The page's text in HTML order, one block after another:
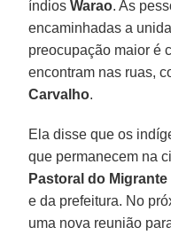
índiosWarao. As
encaminhadas a
preocupação maior é
encontram nas ruas,
Carvalho.
Ela disse que os
que permanecem na
Pastoral do Migrante
e da prefeitura. No
uma nova reunião